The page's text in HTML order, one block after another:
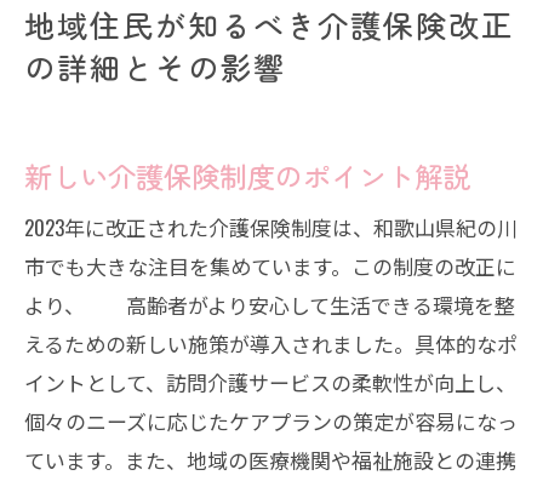
地域住民が知るべき介護保険改正
の詳細とその影響
新しい介護保険制度のポイント解説
2023年に改正された介護保険制度は、和歌山県紀の川
市でも大きな注目を集めています。この制度の改正に
より、 高齢者がより安心して生活できる環境を整
えるための新しい施策が導入されました。具体的なポ
イントとして、訪問介護サービスの柔軟性が向上し、
個々のニーズに応じたケアプランの策定が容易になっ
ています。また、地域の医療機関や福祉施設との連携